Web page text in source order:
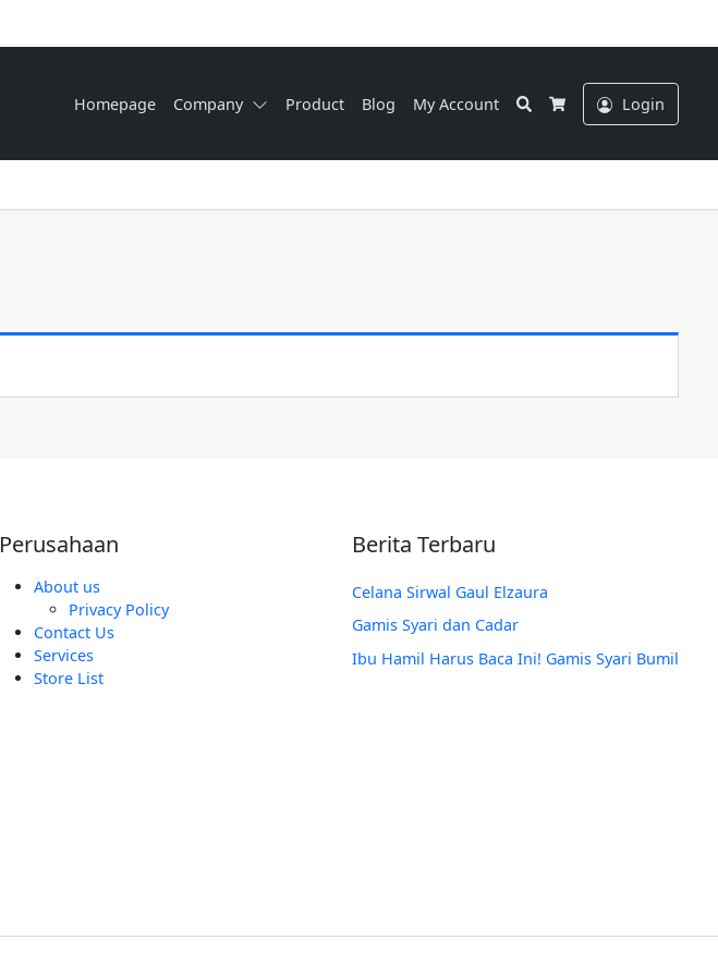
Homepage Company Product Blog My Account
Search
Cart
Login
Perusahaan
About us
Privacy Policy
Contact Us
Services
Store List
Berita Terbaru
Celana Sirwal Gaul Elzaura
Gamis Syari dan Cadar
Ibu Hamil Harus Baca Ini! Gamis Syari Bumil